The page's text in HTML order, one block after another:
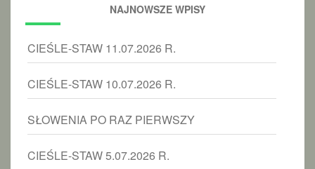
NAJNOWSZE WPISY
CIEŚLE-STAW 11.07.2026 R.
CIEŚLE-STAW 10.07.2026 R.
SŁOWENIA PO RAZ PIERWSZY
CIEŚLE-STAW 5.07.2026 R.